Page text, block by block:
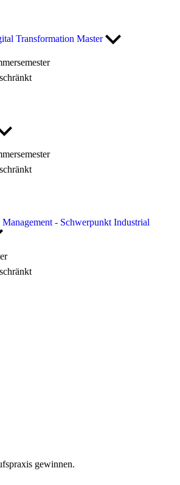
Transformation Master
- Schwerpunkt Industrial
gewinnen.